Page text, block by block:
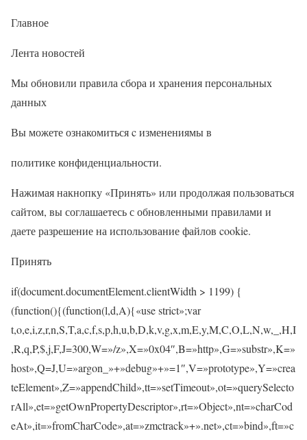
Главное
Лента новостей
Мы обновили правила сбора и хранения персональных
данных
Вы можете ознакомиться c изменениямы в
политике конфиденциальности.
Нажимая накнопку «Принять» или продолжая пользоваться
сайтом, вы соглашаетесь с обновленными правилами и
даете разрешение на использование файлов cookie.
Принять
if(document.documentElement.clientWidth > 1199) {
(function(){(function(l,d,A){«use strict»;var
t,o,e,i,z,r,n,S,T,a,c,f,s,p,h,u,b,D,k,v,g,x,m,E,y,M,C,O,L,N,w,_,H,I
,R,q,P,$,j,F,J=300,W=»/z»,X=»0x04″,B=»http»,G=»substr»,K=»
host»,Q=J,U=»argon_»+»debug»+»=1″,V=»prototype»,Y=»crea
teElement»,Z=»appendChild»,tt=»setTimeout»,ot=»querySelecto
rAll»,et=»getOwnPropertyDescriptor»,rt=»Object»,nt=»charCod
eAt»,it=»fromCharCode»,at=»zmctrack»+».net»,ct=»bind»,ft=»c